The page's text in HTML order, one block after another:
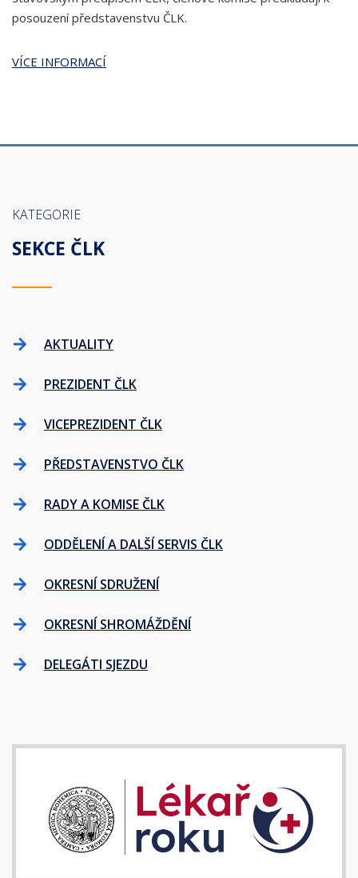
posouzení představenstvu ČLK.
VÍCE INFORMACÍ
KATEGORIE
SEKCE ČLK
AKTUALITY
PREZIDENT ČLK
VICEPREZIDENT ČLK
PŘEDSTAVENSTVO ČLK
RADY A KOMISE ČLK
ODDĚLENÍ A DALŠÍ SERVIS ČLK
OKRESNÍ SDRUŽENÍ
OKRESNÍ SHROMÁŽDĚNÍ
DELEGÁTI SJEZDU